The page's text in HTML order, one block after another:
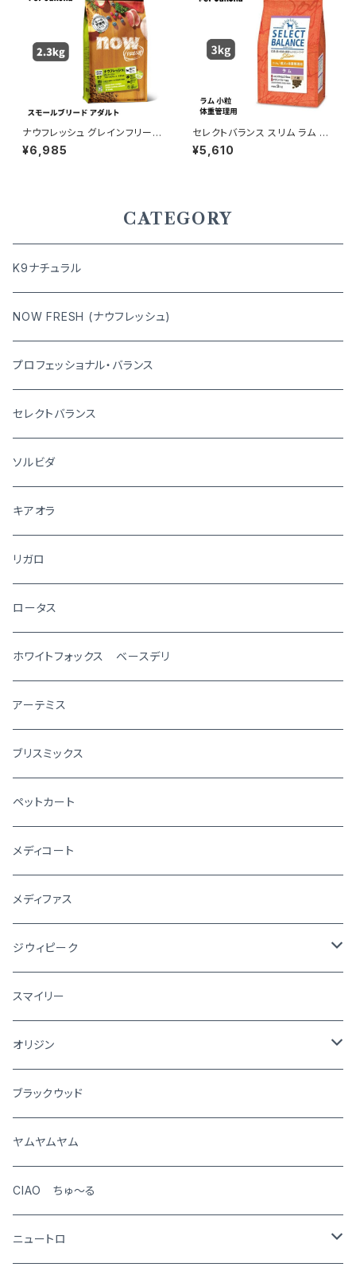
ナウフレッシュ グレインフリー
スモールブリード アダルト 2.3k
g 4573160559016
¥6,985
セレクトバランス スリム ラム 小
粒 成犬用の体重管理用 3kg
¥5,610
CATEGORY
K9ナチュラル
NOW FRESH (ナウフレッシュ)
プロフェッショナル・バランス
セレクトバランス
ソルビダ
キアオラ
リガロ
ロータス
ホワイトフォックス ベースデリ
アーテミス
ブリスミックス
ペットカート
メディコート
メディファス
ジウィピーク
犬
猫
スマイリー
オリジン
犬
猫
ブラックウッド
ヤムヤムヤム
CIAO ちゅ～る
ニュートロ